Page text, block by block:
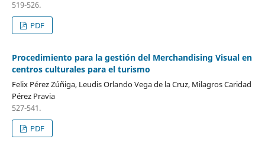
519-526.
PDF
Procedimiento para la gestión del Merchandising Visual en
centros culturales para el turismo
Felix Pérez Zúñiga, Leudis Orlando Vega de la Cruz, Milagros Caridad
Pérez Pravia
527-541.
PDF